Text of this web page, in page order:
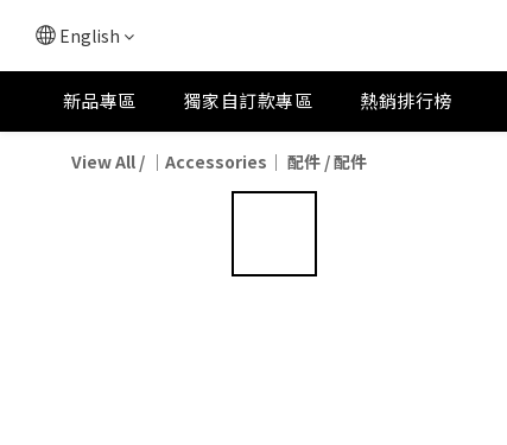
English
新品專區 獨家自訂款專區 熱銷排行榜
View All / ｜Accessories｜ 配件 /配件